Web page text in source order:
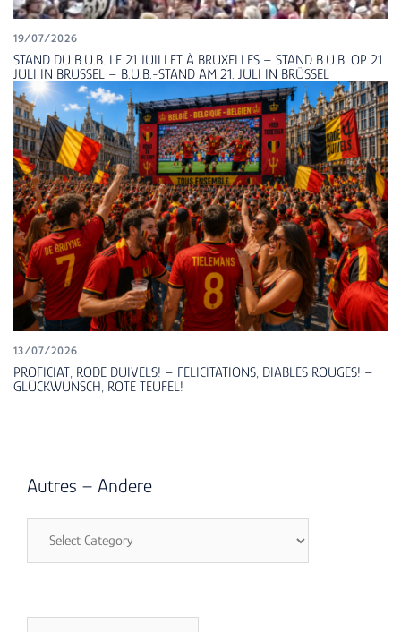
19/07/2026
STAND DU B.U.B. LE 21 JUILLET À BRUXELLES – STAND B.U.B. OP 21
JULI IN BRUSSEL – B.U.B.-STAND AM 21. JULI IN BRÜSSEL
13/07/2026
PROFICIAT, RODE DUIVELS! – FELICITATIONS, DIABLES ROUGES! –
GLÜCKWUNSCH, ROTE TEUFEL!
Autres – Andere